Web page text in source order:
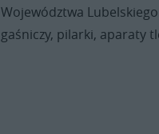
Województwa
gaśniczy, pilarki, aparaty